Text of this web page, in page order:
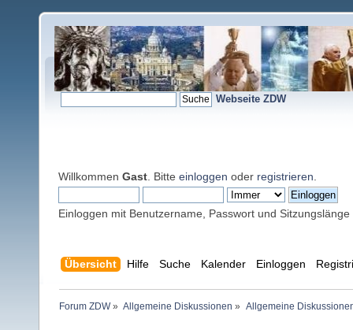
Webseite ZDW
Willkommen Gast . Bitte einloggen oder registrieren
Einloggen mit Benutzername, Passwort und Sitzungslänge
Übersicht Hilfe Suche Kalender Einloggen
Forum ZDW» Allgemeine Diskussionen » Allgemeine